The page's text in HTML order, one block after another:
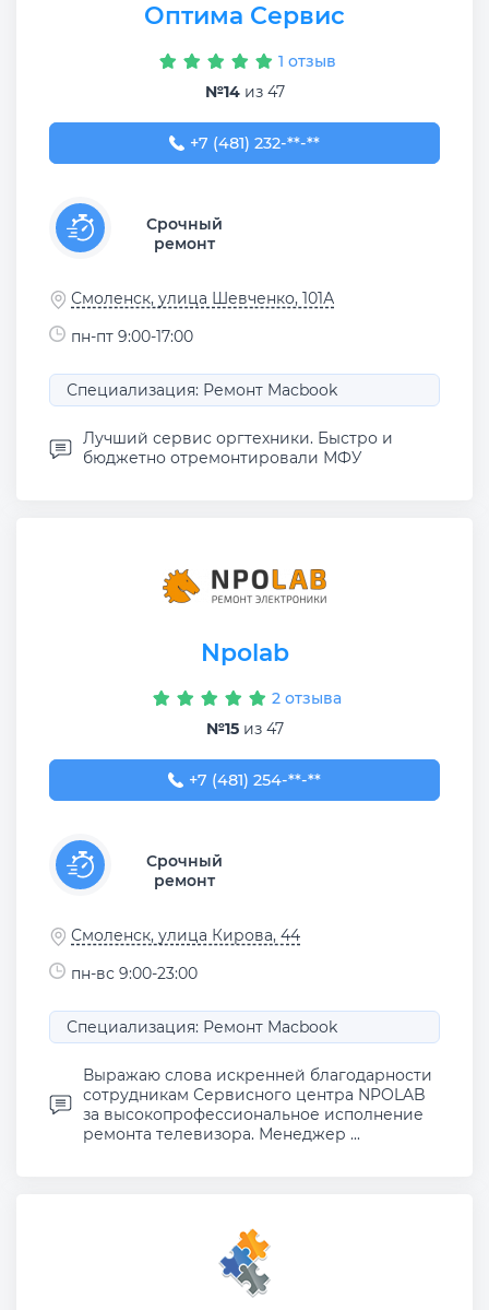
Оптима Сервис
1 отзыв
№14из 47
+7 (481) 232-87-07
+7 (481) 232-**-**
Срочный
ремонт
Смоленск, улица Шевченко, 101А
пн-пт 9:00-17:00
Специализация: Ремонт Macbook
Лучший сервис оргтехники. Быстро и
бюджетно отремонтировали МФУ
Npolab
2 отзыва
№15из 47
+7 (481) 254-21-31
+7 (481) 254-**-**
Срочный
ремонт
Смоленск, улица Кирова, 44
пн-вс 9:00-23:00
Специализация: Ремонт Macbook
Выражаю слова искренней благодарности
сотрудникам Сервисного центра NPOLAB
за высокопрофессиональное исполнение
ремонта телевизора. Менеджер ...